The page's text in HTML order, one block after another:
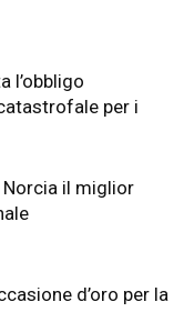
l’obbligo
per i
Norcia il miglior
d’oro per la